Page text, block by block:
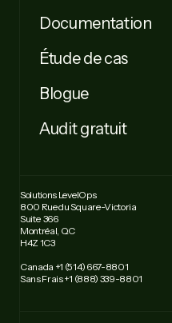
Documentation
Étude de cas
Blogue
Audit gratuit
Solutions LevelOps
800 Rue du Square-Victoria
Suite 366
Montréal, QC
H4Z 1C3
Canada +1 (514) 667-8801
Sans Frais +1 (888) 339-8801